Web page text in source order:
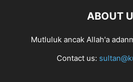
ABOUT
Mutluluk ancak Allah'a
Contact us: